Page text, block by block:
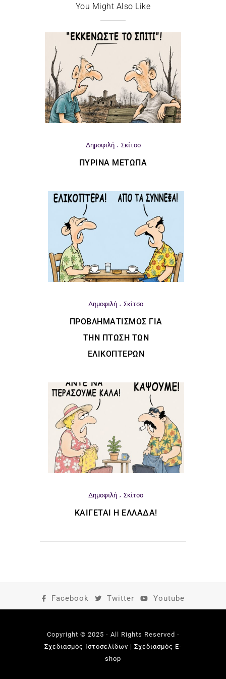
You Might Also Like
Δημοφιλή Σκίτσο
ΠΎΡΙΝΑ ΜΈΤΩΠΑ
Δημοφιλή Σκίτσο
ΠΡΟΒΛΗΜΑΤΙΣΜΌΣ ΓΙΑ
ΤΗΝ ΠΤΏΣΗ ΤΩΝ
ΕΛΙΚΟΠΤΈΡΩΝ
Δημοφιλή Σκίτσο
ΚΑΊΓΕΤΑΙ Η ΕΛΛΆΔΑ!
Facebook Twitter Youtube
Copyright © 2025 - All Rights Reserved -
Σχεδιασμός Ιστοσελίδων | Σχεδιασμός E-
shop